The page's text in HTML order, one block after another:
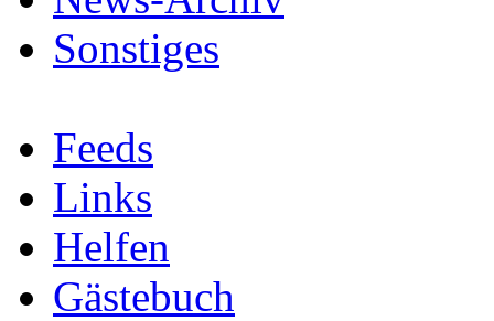
Sonstiges
Feeds
Links
Helfen
Gästebuch